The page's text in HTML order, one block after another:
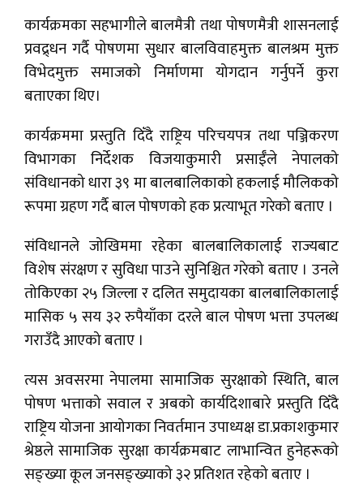
कार्यक्रमका सहभागीले बालमैत्री तथा पोषणमैत्री शासनलाई
प्रवद्र्धन गर्दै पोषणमा सुधार बालविवाहमुक्त बालश्रम मुक्त
विभेदमुक्त समाजको निर्माणमा योगदान गर्नुपर्ने कुरा
बताएका थिए।
कार्यक्रममा प्रस्तुति दिँदै राष्ट्रिय परिचयपत्र तथा पञ्जिकरण
विभागका निर्देशक विजयाकुमारी प्रसाईँले नेपालको
संविधानको धारा ३९ मा बालबालिकाको हकलाई मौलिकको
रूपमा ग्रहण गर्दै बाल पोषणको हक प्रत्याभूत गरेको बताए ।
संविधानले जोखिममा रहेका बालबालिकालाई राज्यबाट
विशेष संरक्षण र सुविधा पाउने सुनिश्चित गरेको बताए । उनले
तोकिएका २५ जिल्ला र दलित समुदायका बालबालिकालाई
मासिक ५ सय ३२ रुपैयाँका दरले बाल पोषण भत्ता उपलब्ध
गराउँदै आएको बताए ।
त्यस अवसरमा नेपालमा सामाजिक सुरक्षाको स्थिति, बाल
पोषण भत्ताको सवाल र अबको कार्यदिशाबारे प्रस्तुति दिँदै
राष्ट्रिय योजना आयोगका निवर्तमान उपाध्यक्ष डा.प्रकाशकुमार
श्रेष्ठले सामाजिक सुरक्षा कार्यक्रमबाट लाभान्वित हुनेहरूको
सङ्ख्या कूल जनसङ्ख्याको ३२ प्रतिशत रहेको बताए ।